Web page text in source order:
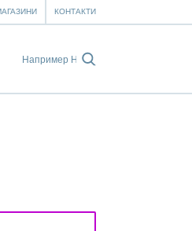
КОНТАКТИ